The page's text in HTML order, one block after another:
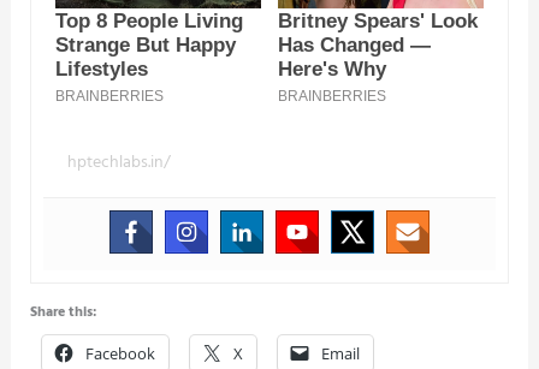
hptechlabs.in/
Share this:
Facebook X Email